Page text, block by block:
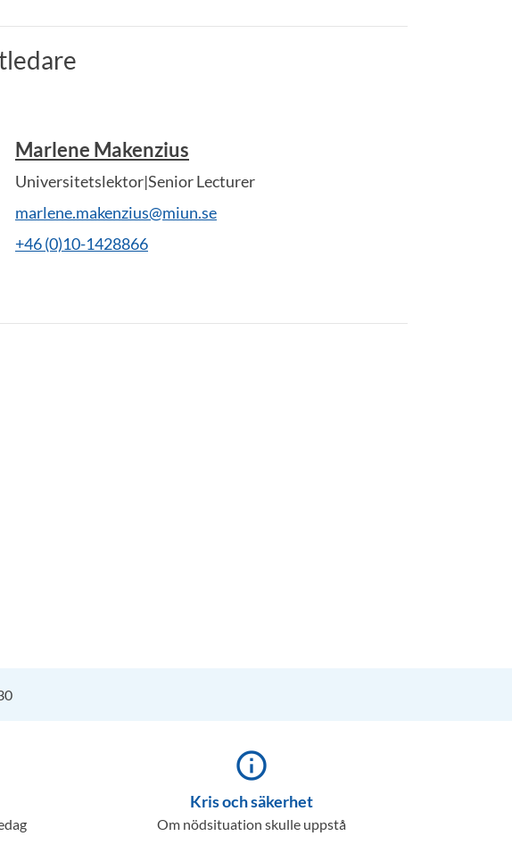
Marlene Makenzius
Universitetslektor|Senior Lecturer
marlene.makenzius@miun.se
+46 (0)10-1428866
info_outline
Kris och säkerhet
Om nödsituation skulle uppstå